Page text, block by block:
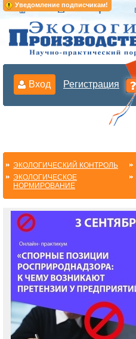
Уведомление подписчикам!
Вход Регистрация
ЭКОЛОГИЧЕСКИЙ КОНТРОЛЬ
ЭКОЛОГИЧЕСКОЕ
НОРМИРОВАНИЕ